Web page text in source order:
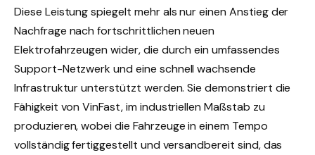
Diese Leistung spiegelt mehr als nur einen Anstieg der
Nachfrage nach fortschrittlichen neuen
Elektrofahrzeugen wider, die durch ein umfassendes
Support-Netzwerk und eine schnell wachsende
Infrastruktur unterstützt werden. Sie demonstriert die
Fähigkeit von VinFast, im industriellen Maßstab zu
produzieren, wobei die Fahrzeuge in einem Tempo
vollständig fertiggestellt und versandbereit sind, das